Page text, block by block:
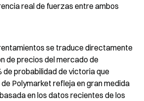
real de fuerzas entre ambos
se traduce directamente
de precios del mercado de
de probabilidad de victoria que
Polymarket refleja en gran medida
en los datos recientes de los